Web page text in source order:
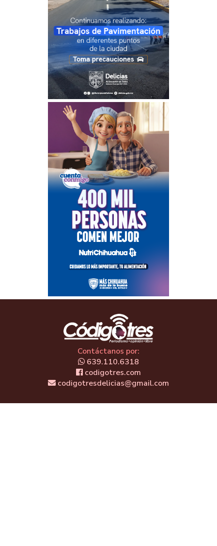
Contáctanos por:
639.110.6318
codigotres.com
codigotresdelicias@gmail.com